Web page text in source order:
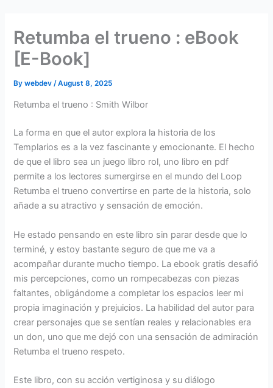
contentRetumba el trueno : eBook
[E-Book]
Bywebdev /August 8, 2025
Retumba el trueno : Smith Wilbor
La forma en que el autor explora la historia de los
Templarios es a la vez fascinante y emocionante. El hecho
de que el libro sea un juego libro rol, uno libro en pdf
permite a los lectores sumergirse en el mundo del Loop
Retumba el trueno convertirse en parte de la historia, solo
añade a su atractivo y sensación de emoción.
He estado pensando en este libro sin parar desde que lo
terminé, y estoy bastante seguro de que me va a
acompañar durante mucho tiempo. La ebook gratis desafió
mis percepciones, como un rompecabezas con piezas
faltantes, obligándome a completar los espacios leer mi
propia imaginación y prejuicios. La habilidad del autor para
crear personajes que se sentían reales y relacionables era
un don, uno que me dejó con una sensación de admiración
Retumba el trueno respeto.
Este libro, con su acción vertiginosa y su diálogo